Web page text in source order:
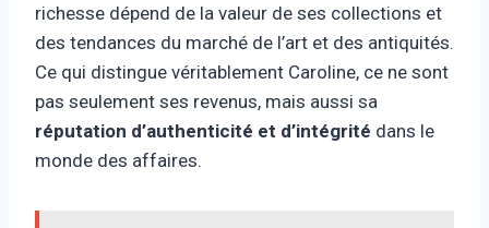
richesse dépend de la valeur de ses collections et
des tendances du marché de l’art et des antiquités.
Ce qui distingue véritablement Caroline, ce ne sont
pas seulement ses revenus, mais aussi sa
réputation d’authenticité et d’intégrité dans le
monde des affaires.